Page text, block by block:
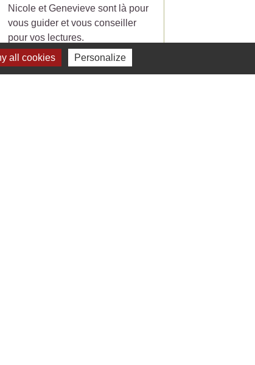
Nicole et Genevieve sont là pour
vous guider et vous conseiller
pour vos lectures.
all cookies Personalize